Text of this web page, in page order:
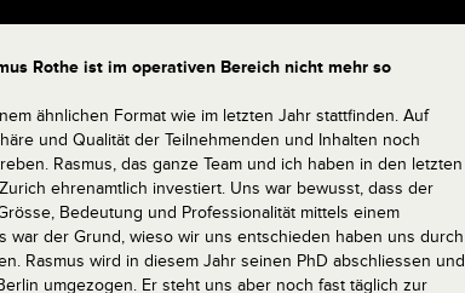
Rothe ist im operativen Bereich nicht mehr so
ähnlichen Format wie im letzten Jahr stattfinden. Auf
und Qualität der Teilnehmenden und Inhalten noch
Rasmus, das ganze Team und ich haben in den letzten
ehrenamtlich investiert. Uns war bewusst, dass der
Bedeutung und Professionalität mittels einem
war der Grund, wieso wir uns entschieden haben uns durch
Rasmus wird in diesem Jahr seinen PhD abschliessen und
umgezogen. Er steht uns aber noch fast täglich zur